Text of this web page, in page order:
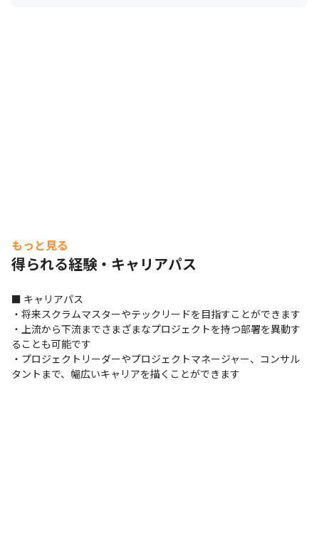
もっと見る
得られる経験・キャリアパス
■ キャリアパス
・将来スクラムマスターやテックリードを目指すことができます
・上流から下流までさまざまなプロジェクトを持つ部署を異動す
ることも可能です
・プロジェクトリーダーやプロジェクトマネージャー、コンサル
タントまで、幅広いキャリアを描くことができます